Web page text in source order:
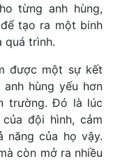
từng anh hùng,
tạo ra một binh
quá trình.
được một sự kết
hùng yếu hơn
trường. Đó là lúc
đội hình, cảm
năng của họ vậy.
còn mở ra nhiều